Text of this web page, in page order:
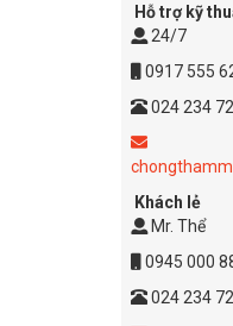
Hỗ trợ kỹ
24/7
0917 555
024 234
Khách lẻ
Mr. Thể
0945 000
024 234